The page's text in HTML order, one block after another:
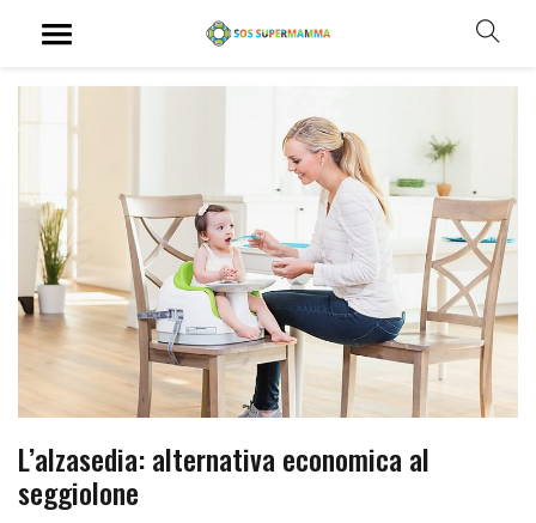
L’alzasedia: alternativa economica al
seggiolone